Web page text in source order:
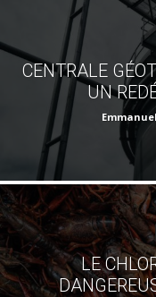
CENTRALE
UN
LE